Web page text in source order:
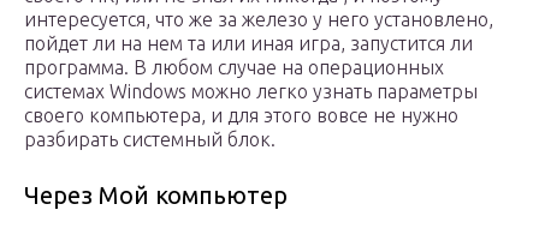
интересуется, что же за железо у него установлено,
пойдет ли на нем та или иная игра, запустится ли
программа. В любом случае на операционных
системах Windows можно легко узнать параметры
своего компьютера, и для этого вовсе не нужно
разбирать системный блок.
Через Мой компьютер